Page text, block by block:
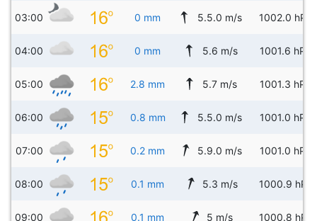
03:00 0 mm 5.5.0 m/s 1002.0 hPa
04:00 0 mm 5.6 m/s 1001.6 hPa
05:00 2.8 mm 5.7 m/s 1001.3 hPa
06:00 0.8 mm 5.5.0 m/s 1001.0 hPa
07:00 0.2 mm 5.9.0 m/s 1001.0 hPa
08:00 0.1 mm 5.3 m/s 1000.9 hPa
09:00 0.1 mm 5 m/s 1000.8 hPa